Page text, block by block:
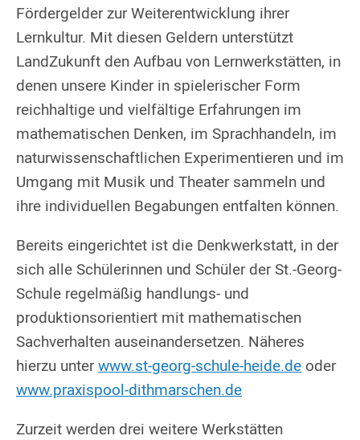
Fördergelder zur Weiterentwicklung ihrer
Lernkultur. Mit diesen Geldern unterstützt
LandZukunft den Aufbau von Lernwerkstätten, in
denen unsere Kinder in spielerischer Form
reichhaltige und vielfältige Erfahrungen im
mathematischen Denken, im Sprachhandeln, im
naturwissenschaftlichen Experimentieren und im
Umgang mit Musik und Theater sammeln und
ihre individuellen Begabungen entfalten können.
Bereits eingerichtet ist die Denkwerkstatt, in der
sich alle Schülerinnen und Schüler der St.-Georg-
Schule regelmäßig handlungs- und
produktionsorientiert mit mathematischen
Sachverhalten auseinandersetzen. Näheres
hierzu unterwww.st-georg-schule-heide.de oder
www.praxispool-dithmarschen.de
Zurzeit werden drei weitere Werkstätten